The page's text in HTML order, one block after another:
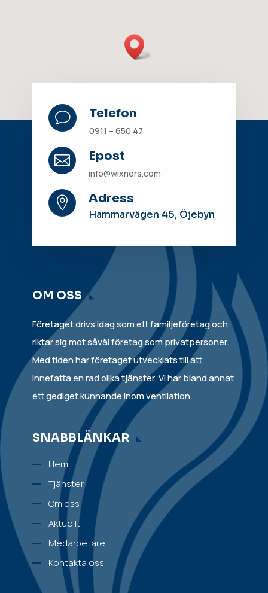
v Telefon
0911 – 650 47
 Epost
info@wixners.com
 Adress
Hammarvägen 45, Öjebyn
OM OSS
Företaget drivs idag som ett familjeföretag och
riktar sig mot såväl företag som privatpersoner.
Med tiden har företaget utvecklats till att
innefatta en rad olika tjänster. Vi har bland annat
ett gediget kunnande inom ventilation.
SNABBLÄNKAR
Hem
Tjänster
Om oss
Aktuellt
Medarbetare
Kontakta oss